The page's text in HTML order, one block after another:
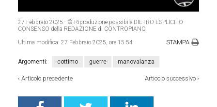
27 Febbraio 2025 - © Riproduzione possibile DIETRO ESPLICITO
CONSENSO della REDAZIONE di CONTROPIANO
Ultima modifica:27 Febbraio 2025, ore 15:54 STAMPA
Argomenti: cottimo guerre manovalanza
‹Articolo precedente Articolo successivo›